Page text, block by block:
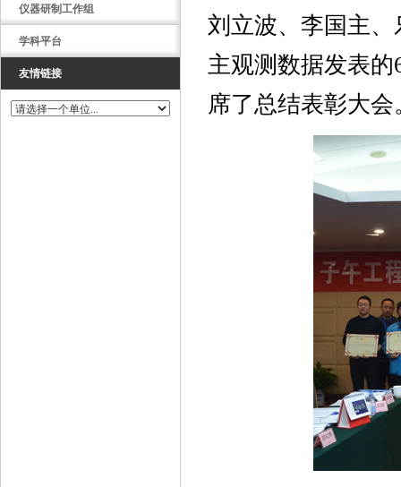
仪器研制工作组
学科平台
友情链接
刘立波、李国主
主观测数据发表的
席了总结表彰大会